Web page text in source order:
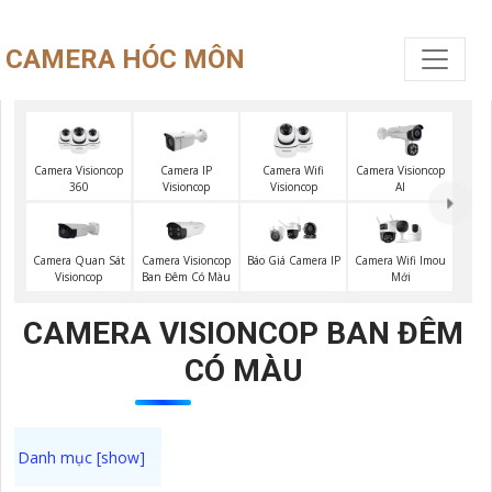
CAMERA HÓC MÔN
Camera Visioncop
360
Camera IP
Visioncop
Camera Wifi
Visioncop
Camera Visioncop
Al
Camera Quan Sát
Visioncop
Camera Visioncop
Ban Đêm Có Màu
Báo Giá Camera IP
Camera Wifi Imou
Mới
CAMERA VISIONCOP BAN ĐÊM
CÓ MÀU